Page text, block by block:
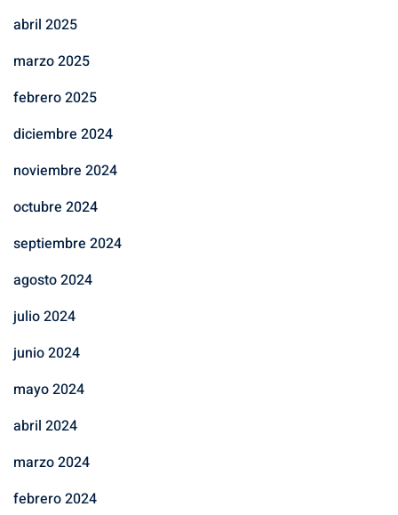
abril 2025
marzo 2025
febrero 2025
diciembre 2024
noviembre 2024
octubre 2024
septiembre 2024
agosto 2024
julio 2024
junio 2024
mayo 2024
abril 2024
marzo 2024
febrero 2024